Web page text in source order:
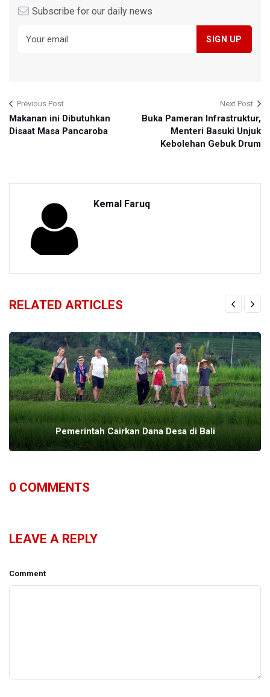
Subscribe for our daily news
Previous Post
Makanan ini Dibutuhkan
Disaat Masa Pancaroba
Next Post
Buka Pameran Infrastruktur,
Menteri Basuki Unjuk
Kebolehan Gebuk Drum
Kemal Faruq
RELATED ARTICLES
Pemerintah Cairkan Dana Desa di Bali
0 COMMENTS
LEAVE A REPLY
Comment